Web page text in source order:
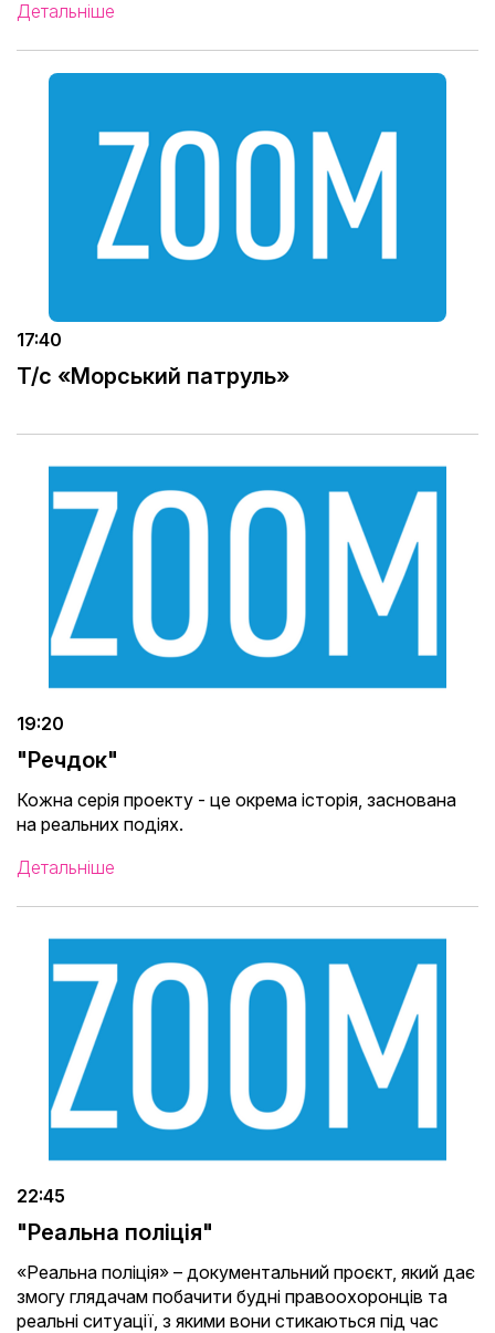
Детальніше
17:40
Т/с «Морський патруль»
19:20
"Речдок"
Кожна серія проекту - це окрема історія, заснована
на реальних подіях.
Детальніше
22:45
"Реальна поліція"
«Реальна поліція» – документальний проєкт, який дає
змогу глядачам побачити будні правоохоронців та
реальні ситуації, з якими вони стикаються під час